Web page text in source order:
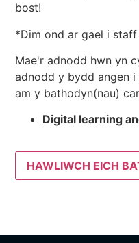
bost!
*Dim ond ar gael i
Mae'r adnodd hwn yn
adnodd y bydd angen
am y bathodyn(nau)
Digital learning
HAWLIWCH EICH